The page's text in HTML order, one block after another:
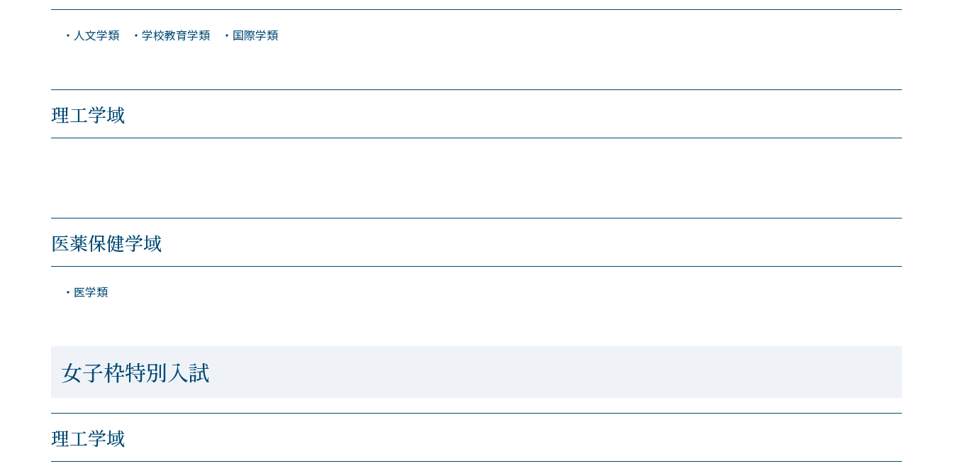
・人文学類 ・学校教育学類 ・国際学類
理工学域
医薬保健学域
・医学類
女子枠特別入試
理工学域